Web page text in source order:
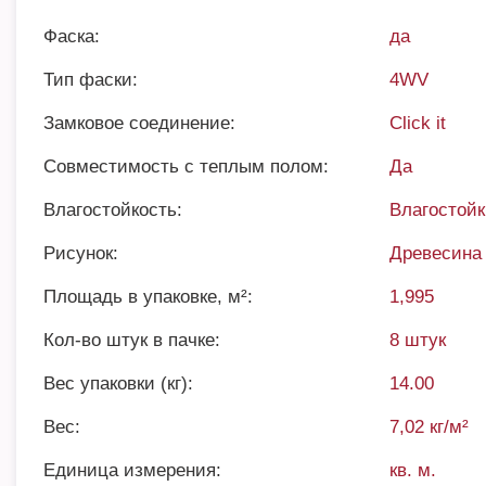
Фаска: да
Тип фаски: 4WV
Замковое соединение: Click it
Совместимость с теплым полом: Да
Влагостойкость:
Рисунок: Древесина
Площадь в упаковке, м²: 1,995
Кол-во штук в пачке: 8 штук
Вес упаковки (кг): 14.00
Вес: 7,02 кг/м²
Единица измерения: кв. м.